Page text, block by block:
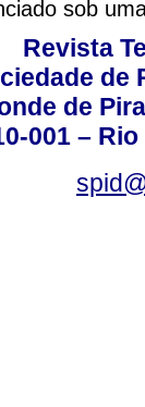
sob
Revista
de
de
001 –